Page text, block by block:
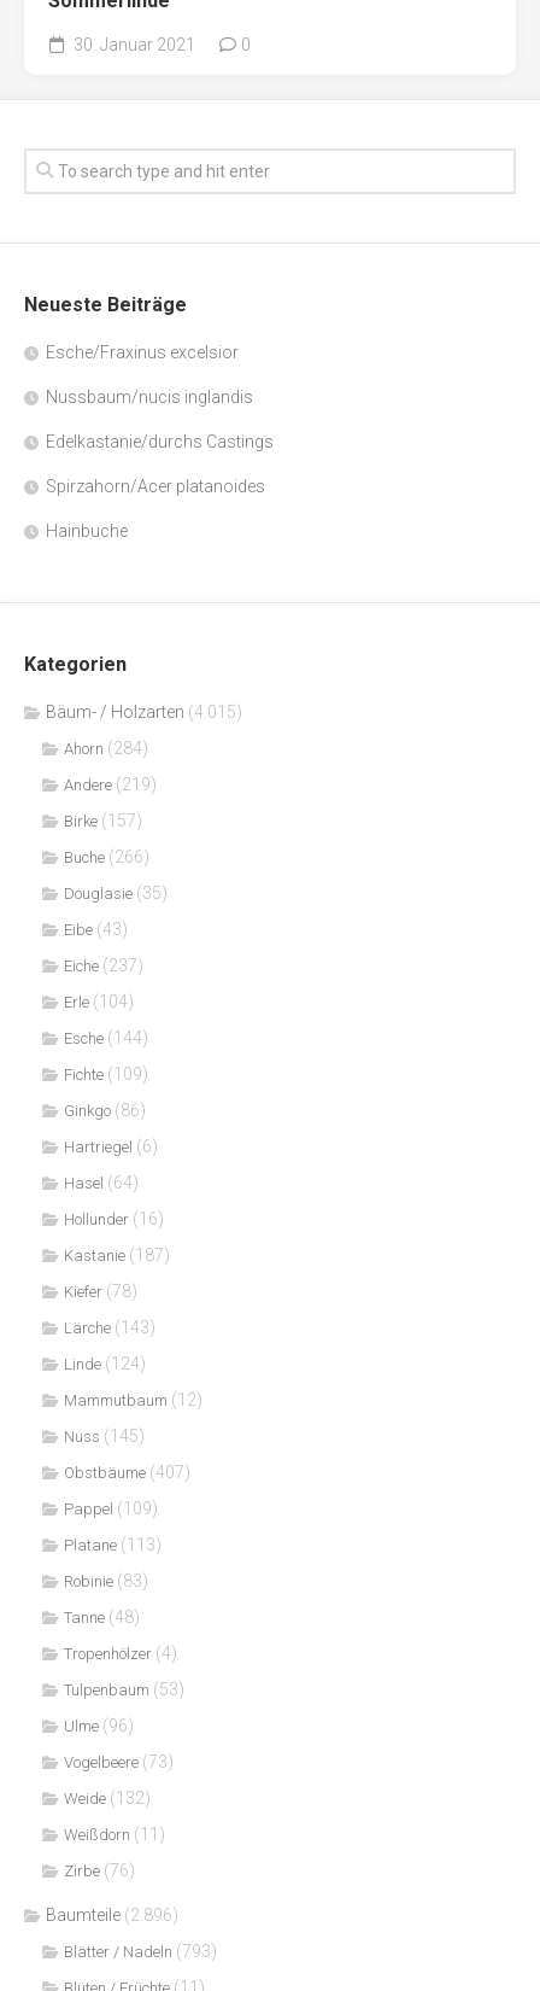
30. Januar 2021 0
Neueste Beiträge
Esche/Fraxinus excelsior
Nussbaum/nucis inglandis
Edelkastanie/durchs Castings
Spirzahorn/Acer platanoides
Hainbuche
Kategorien
Bäum- / Holzarten (4.015)
Ahorn (284)
Andere (219)
Birke (157)
Buche (266)
Douglasie (35)
Eibe (43)
Eiche (237)
Erle (104)
Esche (144)
Fichte (109)
Ginkgo (86)
Hartriegel (6)
Hasel (64)
Hollunder (16)
Kastanie (187)
Kiefer (78)
Lärche (143)
Linde (124)
Mammutbaum (12)
Nuss (145)
Obstbäume (407)
Pappel (109)
Platane (113)
Robinie (83)
Tanne (48)
Tropenhölzer (4)
Tulpenbaum (53)
Ulme (96)
Vogelbeere (73)
Weide (132)
Weißdorn (11)
Zirbe (76)
Baumteile (2.896)
Blätter / Nadeln (793)
(11)